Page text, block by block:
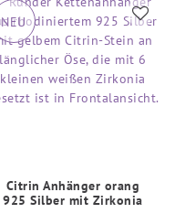
NEU
Citrin Anhänger orang
925 Silber mit Zirkonia